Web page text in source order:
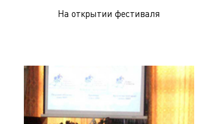
На открытии фестиваля